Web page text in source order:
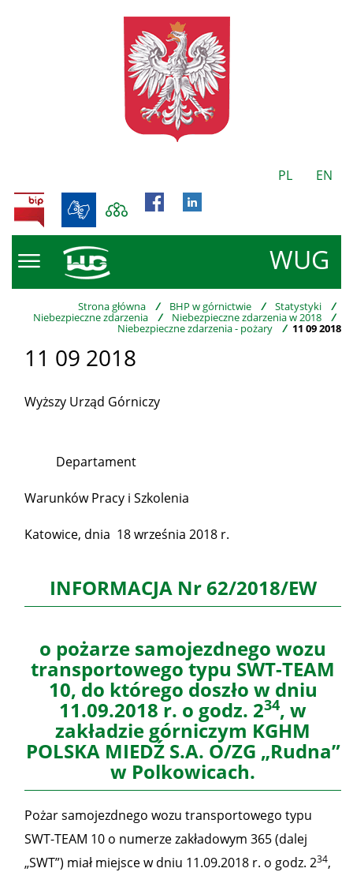
PL EN
WUG
BIP
Strona główna / BHP w górnictwie / Statystyki /
Niebezpieczne zdarzenia / Niebezpieczne zdarzenia w 2018 /
Niebezpieczne zdarzenia - pożary / 11 09 2018
11 09 2018
Wyższy Urząd Górniczy
Departament
Warunków Pracy i Szkolenia
Katowice, dnia 18 września 2018 r.
INFORMACJA Nr 62/2018/EW
o pożarze samojezdnego wozu
transportowego typu SWT-TEAM
10, do którego doszło w dniu
11.09.2018 r. o godz. 234, w
zakładzie górniczym KGHM
POLSKA MIEDŹ S.A. O/ZG „Rudna”
w Polkowicach.
Pożar samojezdnego wozu transportowego typu
SWT-TEAM 10 o numerze zakładowym 365 (dalej
„SWT”) miał miejsce w dniu 11.09.2018 r. o godz. 234,